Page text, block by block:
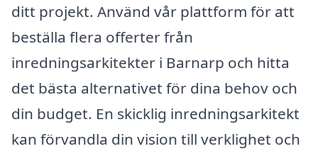
ditt projekt. Använd vår plattform för att
beställa flera offerter från
inredningsarkitekter i Barnarp och hitta
det bästa alternativet för dina behov och
din budget. En skicklig inredningsarkitekt
kan förvandla din vision till verklighet och